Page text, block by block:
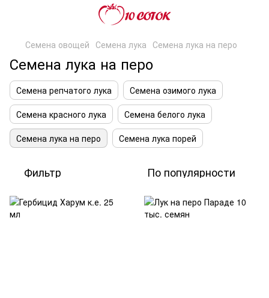
Семена овощей Семена лука Семена лука на перо
Семена лука на перо
Семена репчатого лука
Семена озимого лука
Семена красного лука
Семена белого лука
Семена лука на перо
Семена лука порей
Фильтр По популярности